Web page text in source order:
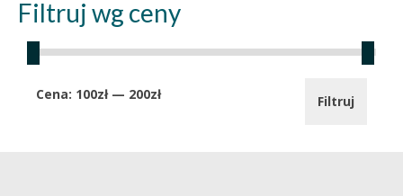
Filtruj wg ceny
Cena
Cena
Filtruj
Cena: 100zł— 200zł